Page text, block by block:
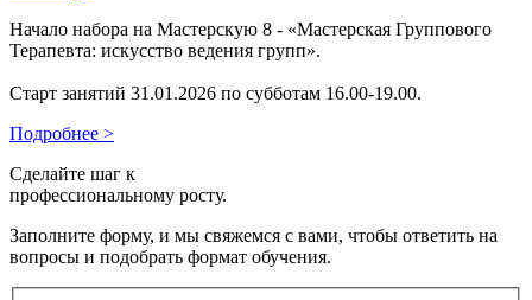
Начало набора на Мастерскую 8 - «Мастерская Группового
Терапевта: искусство ведения групп».
Старт занятий 31.01.2026 по субботам 16.00-19.00.
Подробнее >
Сделайте шаг к
профессиональному росту.
Заполните форму, и мы свяжемся с вами, чтобы ответить на
вопросы и подобрать формат обучения.